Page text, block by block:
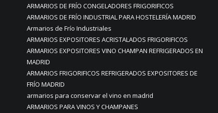
ARMARIOS DE FRÍO CONGELADORES FRIGORIFICOS
ARMARIOS DE FRÍO INDUSTRIAL PARA HOSTELERÍA MADRID
Armarios de Frío Industriales
ARMARIOS EXPOSITORES ACRISTALADOS FRIGORIFICOS
ARMARIOS EXPOSITORES VINO CHAMPAN REFRIGERADOS EN
MADRID
ARMARIOS FRIGORIFICOS REFRIGERADOS EXPOSITORES DE
FRÍO MADRID
armarios para conservar el vino en madrid
ARMARIOS PARA VINOS Y CHAMPANES